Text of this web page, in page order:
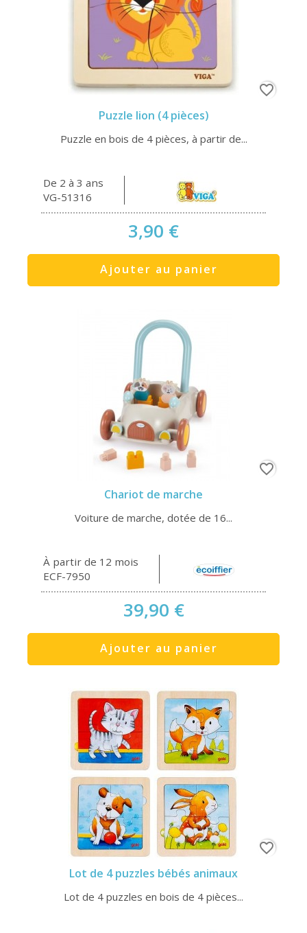
Puzzle lion (4 pièces)
Puzzle en bois de 4 pièces, à partir de...
De 2 à 3 ans
VG-51316
3,90 €
Ajouter au panier
favorite_border
Chariot de marche
Voiture de marche, dotée de 16...
À partir de 12 mois
ECF-7950
39,90 €
Ajouter au panier
favorite_border
Lot de 4 puzzles bébés animaux
Lot de 4 puzzles en bois de 4 pièces...
favorite_border